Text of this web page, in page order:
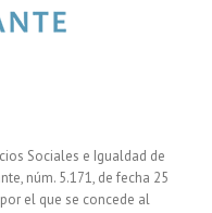
Sociales e Igualdad de
núm. 5.171, de fecha 25
el que se concede al